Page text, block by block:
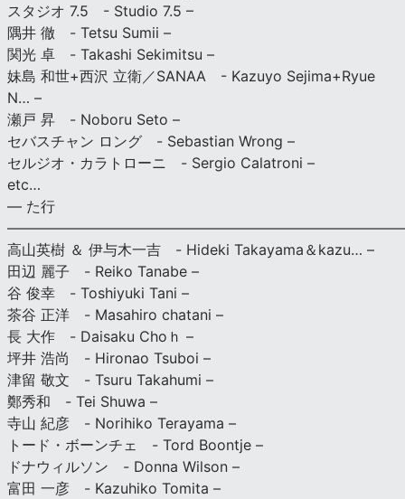
スタジオ 7.5 - Studio 7.5 –
隅井 徹 - Tetsu Sumii –
関光 卓 - Takashi Sekimitsu –
妹島 和世+西沢 立衛／SANAA - Kazuyo Sejima+Ryue
N… –
瀬戸 昇 - Noboru Seto –
セバスチャン ロング - Sebastian Wrong –
セルジオ・カラトローニ - Sergio Calatroni –
etc…
— た行
高山英樹 ＆ 伊与木一吉 - Hideki Takayama＆kazu… –
田辺 麗子 - Reiko Tanabe –
谷 俊幸 - Toshiyuki Tani –
茶谷 正洋 - Masahiro chatani –
長 大作 - Daisaku Choｈ –
坪井 浩尚 - Hironao Tsuboi –
津留 敬文 - Tsuru Takahumi –
鄭秀和 - Tei Shuwa –
寺山 紀彦 - Norihiko Terayama –
トード・ボーンチェ - Tord Boontje –
ドナウィルソン - Donna Wilson –
富田 一彦 - Kazuhiko Tomita –